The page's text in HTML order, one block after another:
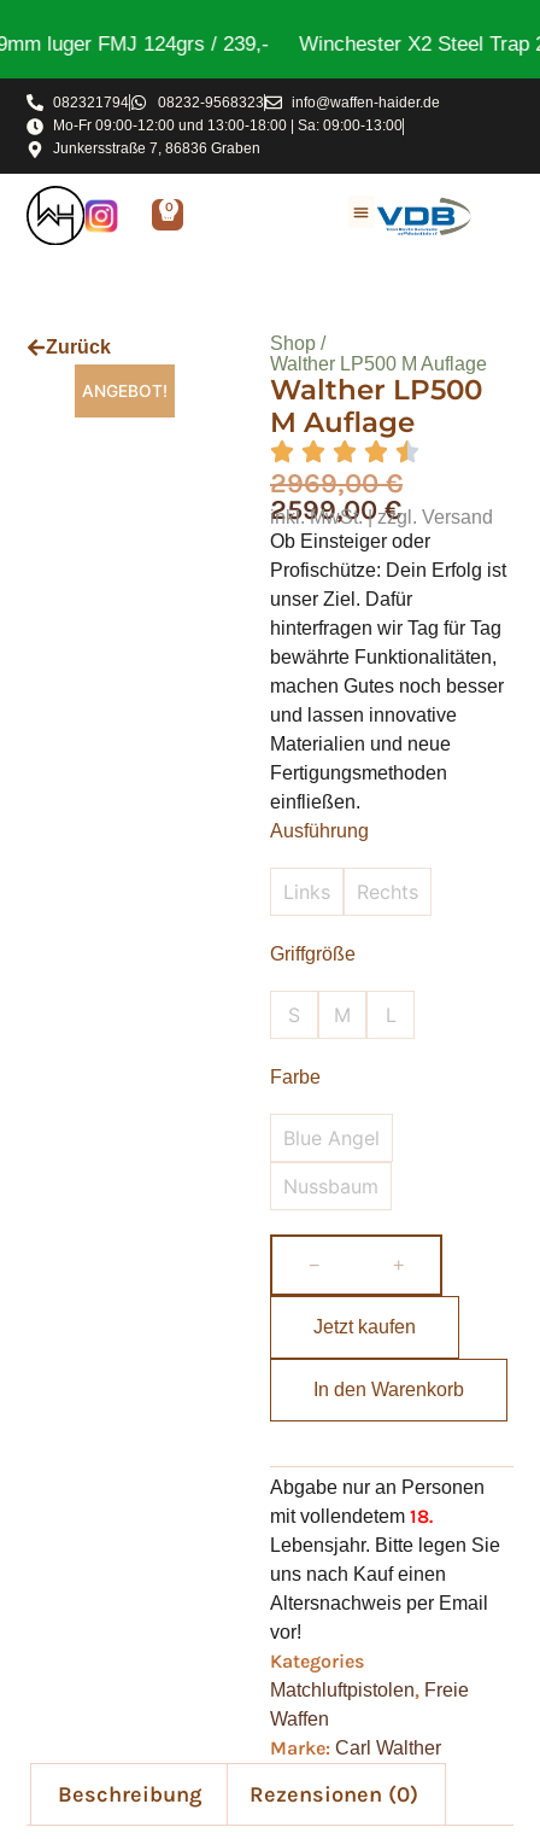
luger FMJ 124grs / 239,- Winchester X2 Steel Trap
082321794 08232-9568323
info@waffen-haider.de
Mo-Fr 09:00-12:00 und 13:00-18:00 | Sa: 09:00-13:00
Junkersstraße 7, 86836 Graben
0
Walther LP500
M Auflage
2969,00€
2599,00€
inkl. MwSt. | zzgl. Versand
Ob Einsteiger oder
Profischütze: Dein Erfolg ist
unser Ziel. Dafür
hinterfragen wir Tag für Tag
bewährte Funktionalitäten,
machen Gutes noch besser
und lassen innovative
Materialien und neue
Fertigungsmethoden
einfließen.
Ausführung
Links Rechts
Griffgröße
S M L
Farbe
Blue Angel
Nussbaum
− +
Jetzt kaufen
In den Warenkorb
Shop /
Walther LP500 M Auflage
Abgabe nur an Personen
mit vollendetem 18.
Lebensjahr. Bitte legen Sie
uns nach Kauf einen
Altersnachweis per Email
vor!
Kategories
Matchluftpistolen, Freie
Waffen
Marke: Carl Walther
Zurück
ANGEBOT!
Beschreibung Rezensionen (0)